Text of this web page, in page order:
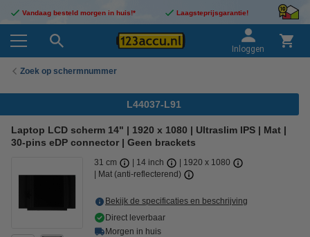
Vandaag besteld morgen in huis!* Laagsteprijsgarantie!
Inloggen
Zoek op schermnummer
L44037-L91
Laptop LCD scherm 14" | 1920 x 1080 | Ultraslim IPS | Mat |
30-pins eDP connector | Geen brackets
31 cm 14 inch
1920 x 1080
Mat (anti-reflecterend)
Bekijk de specificaties en beschrijving
Direct leverbaar
Morgen in huis